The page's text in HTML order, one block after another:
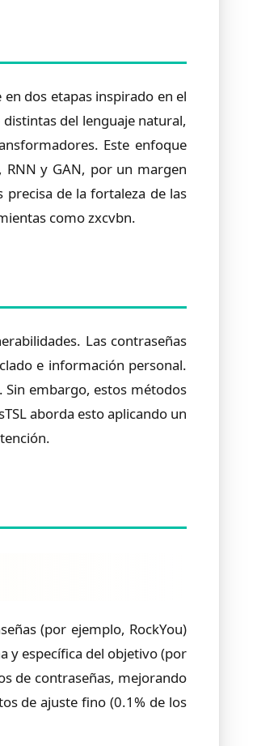
dos etapas inspirado en el
del lenguaje natural,
Este enfoque
RNN y GAN, por un margen
de la fortaleza de las
como zxcvbn.
Las contraseñas
e información personal.
Sin embargo, estos métodos
aborda esto aplicando un
(por ejemplo, RockYou)
y específica del objetivo (por
de contraseñas, mejorando
de ajuste fino (0.1% de los